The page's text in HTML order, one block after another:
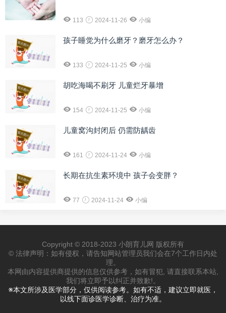
113 2024-11-26 小编
孩子睡觉为什么磨牙？磨牙怎么办？
133 2024-11-25 小编
胡吃海喝不刷牙 儿童烂牙暴增
154 2024-11-25 小编
儿童窝沟封闭后 仍需防龋齿
161 2024-11-24 小编
长期在抗生素环境中 孩子会变胖？
77 2024-11-24 小编
Copyright © 2018-2023 小朗育儿网 版权所有
© 法律声明：如有侵权，请告知网站管理员我们会在7个工作日内处
理。
本网由内容提供商提供的信息仅供参考，如有冒犯, 请直接联系本站,
我们将立即予以纠正并致歉!。
※本文所涉及医学部分，仅供阅读参考。如有不适，建议立即就医，
以线下面诊医学诊断、治疗为准。